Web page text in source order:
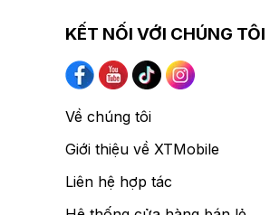
KẾT NỐI VỚI CHÚNG TÔI
Về chúng tôi
Giới thiệu về XTMobile
Liên hệ hợp tác